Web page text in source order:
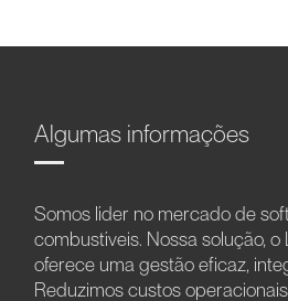
Algumas informações
Somos líder no mercado de
combustíveis. Nossa solução, o
oferece uma gestão eficaz,
Reduzimos custos